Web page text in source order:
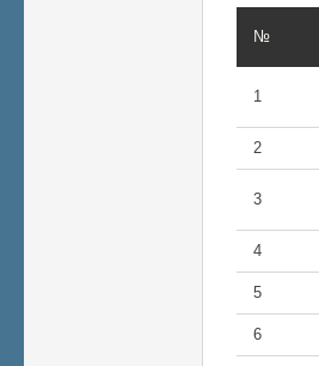
№
1
2
3
4
5
6